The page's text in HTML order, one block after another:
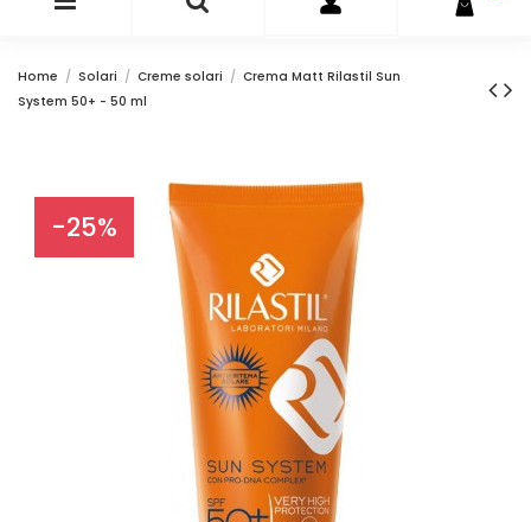
Home Solari Creme solari
Crema Matt Rilastil Sun
System 50+ - 50 ml
-25%